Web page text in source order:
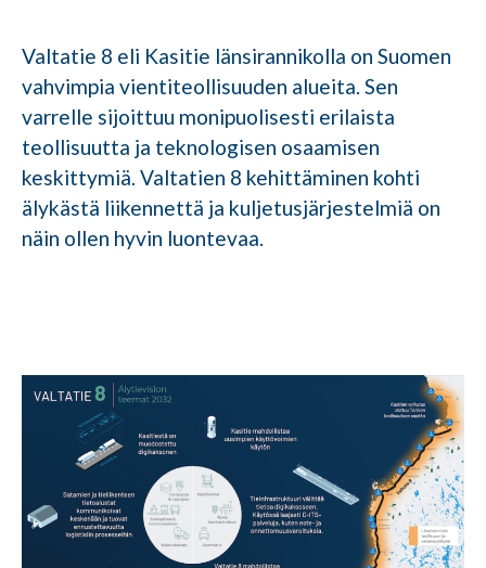
Valtatie 8 eli Kasitie länsirannikolla on Suomen
vahvimpia vientiteollisuuden alueita. Sen
varrelle sijoittuu monipuolisesti erilaista
teollisuutta ja teknologisen osaamisen
keskittymiä. Valtatien 8 kehittäminen kohti
älykästä liikennettä ja kuljetusjärjestelmiä on
näin ollen hyvin luontevaa.